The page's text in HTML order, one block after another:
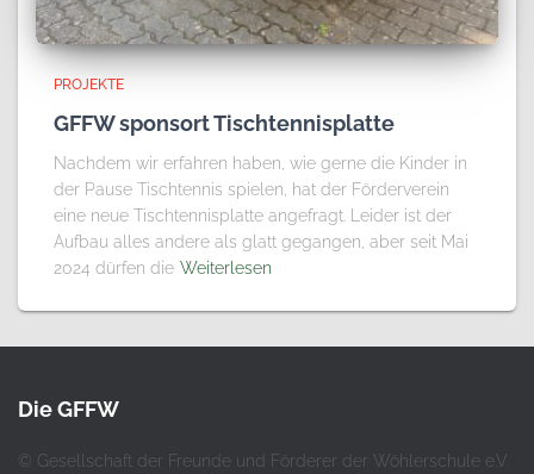
PROJEKTE
GFFW sponsort Tischtennisplatte
Nachdem wir erfahren haben, wie gerne die Kinder in
der Pause Tischtennis spielen, hat der Förderverein
eine neue Tischtennisplatte angefragt. Leider ist der
Aufbau alles andere als glatt gegangen, aber seit Mai
2024 dürfen die Weiterlesen
Die GFFW
© Gesellschaft der Freunde und Förderer der Wöhlerschule e.V.